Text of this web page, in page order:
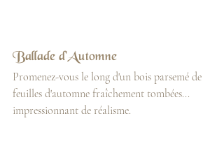
Ballade d'Automne
Promenez-vous le long d'un bois parsemé de
feuilles d'automne fraîchement tombées...
impressionnant de réalisme.